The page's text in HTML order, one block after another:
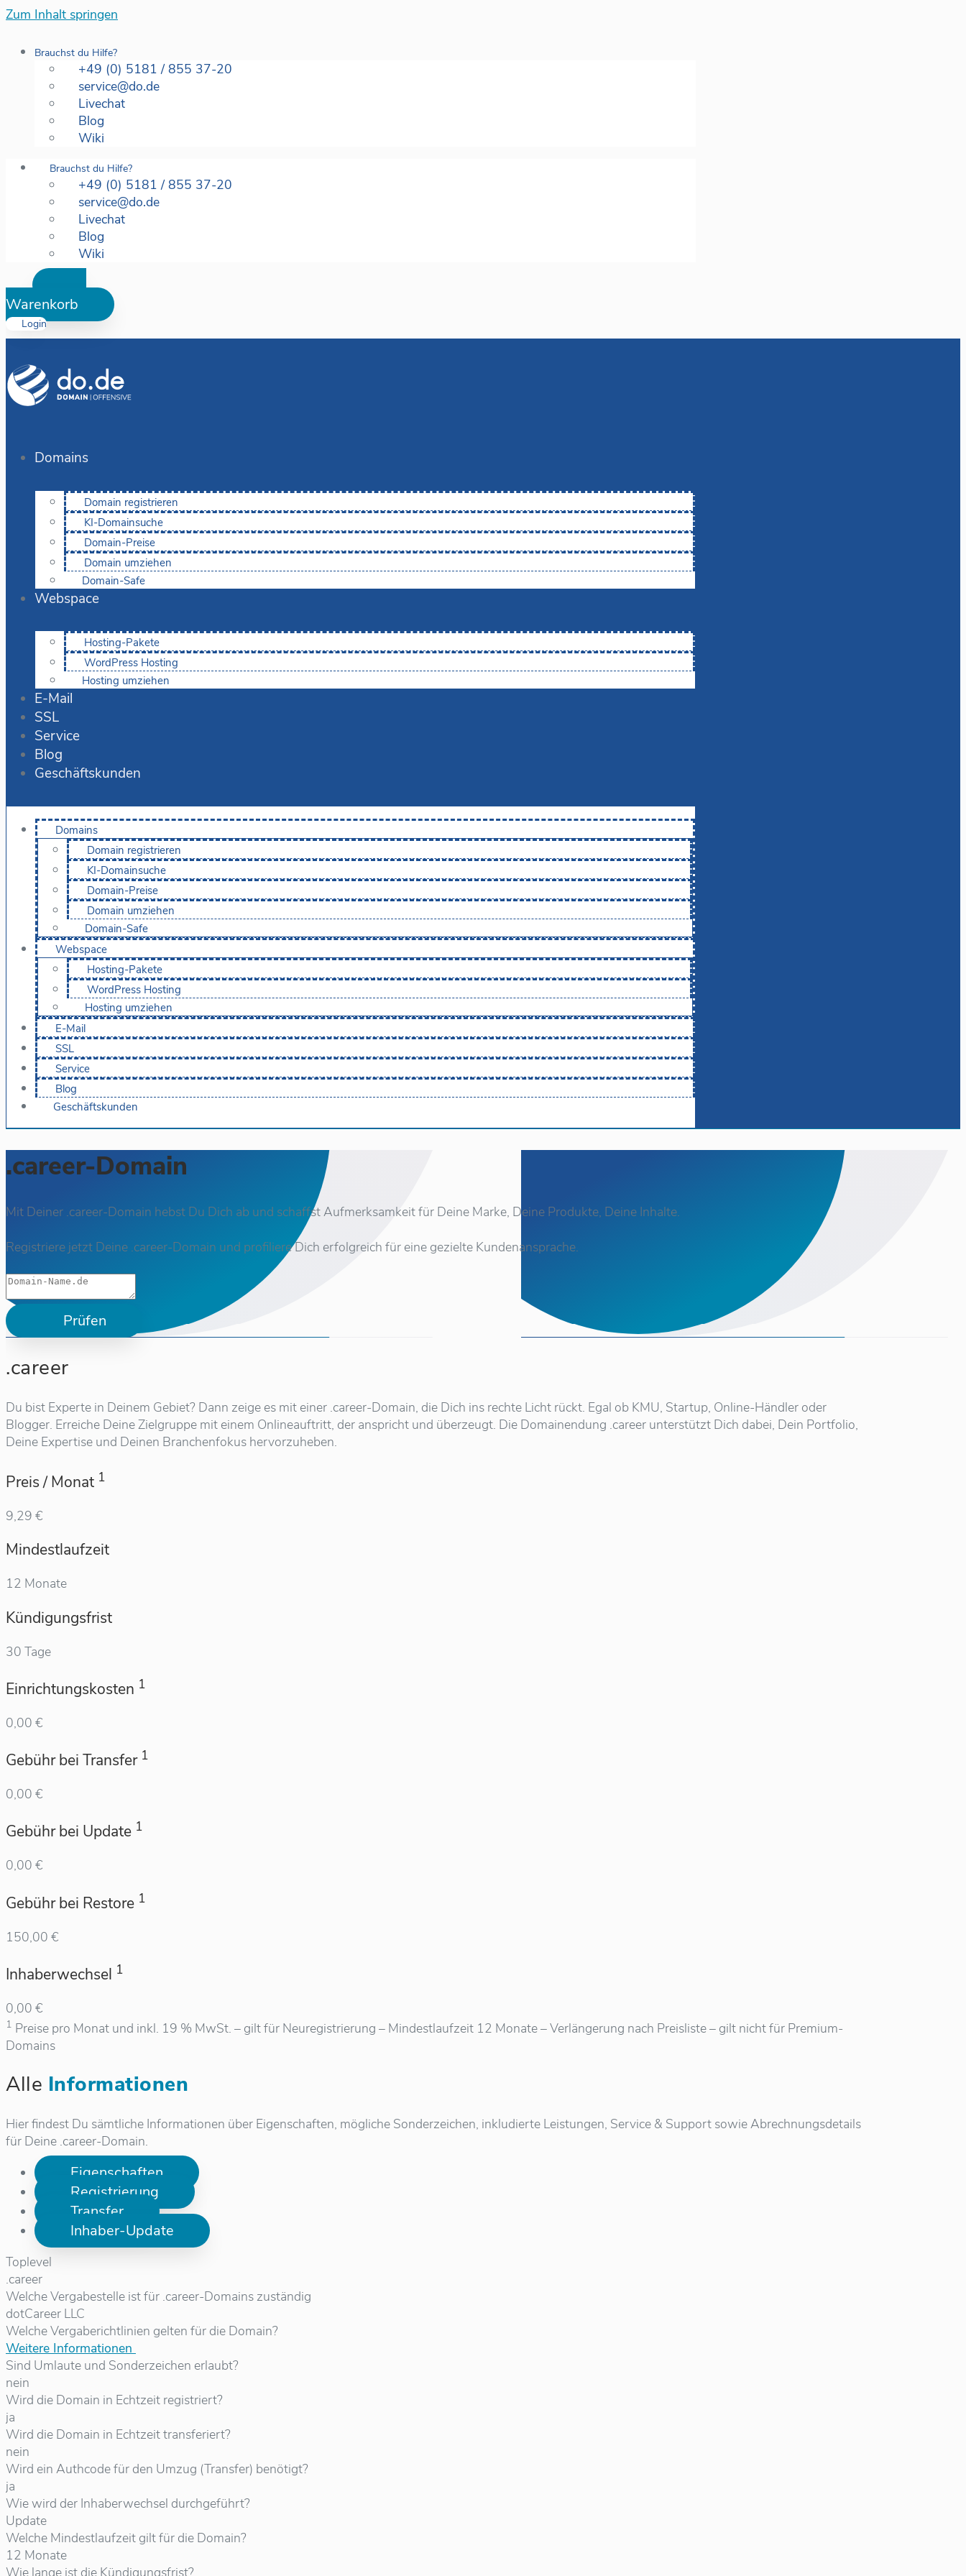
Zum Inhalt springen
Brauchst du Hilfe?
+49 (0) 5181 / 855 37-20
service@do.de
Livechat
Blog
Wiki
Brauchst du Hilfe?
+49 (0) 5181 / 855 37-20
service@do.de
Livechat
Blog
Wiki
Warenkorb
Login
Domains
Domain registrieren
KI-Domainsuche
Domain-Preise
Domain umziehen
Domain-Safe
Webspace
Hosting-Pakete
WordPress Hosting
Hosting umziehen
E-Mail
SSL
Service
Blog
Geschäftskunden
Domains
Domain registrieren
KI-Domainsuche
Domain-Preise
Domain umziehen
Domain-Safe
Webspace
Hosting-Pakete
WordPress Hosting
Hosting umziehen
E-Mail
SSL
Service
Blog
Geschäftskunden
.career-Domain
Mit Deiner .career-Domain hebst Du Dich ab und schaffst Aufmerksamkeit für Deine Marke, Deine Produkte, Deine Inhalte.
Registriere jetzt Deine .career-Domain und profiliere Dich erfolgreich für eine gezielte Kundenansprache.
Prüfen
.career
Du bist Experte in Deinem Gebiet? Dann zeige es mit einer .career-Domain, die Dich ins rechte Licht rückt. Egal ob KMU, Startup, Online-Händler oder
Blogger. Erreiche Deine Zielgruppe mit einem Onlineauftritt, der anspricht und überzeugt. Die Domainendung .career unterstützt Dich dabei, Dein Portfolio,
Deine Expertise und Deinen Branchenfokus hervorzuheben.
Preis / Monat 1
9,29 €
Mindestlaufzeit
12 Monate
Kündigungsfrist
30 Tage
Einrichtungskosten 1
0,00 €
Gebühr bei Transfer 1
0,00 €
Gebühr bei Update 1
0,00 €
Gebühr bei Restore 1
150,00 €
Inhaberwechsel 1
0,00 €
1 Preise pro Monat und inkl. 19 % MwSt. – gilt für Neuregistrierung – Mindestlaufzeit 12 Monate – Verlängerung nach Preisliste – gilt nicht für Premium-
Domains
Alle Informationen
Hier findest Du sämtliche Informationen über Eigenschaften, mögliche Sonderzeichen, inkludierte Leistungen, Service & Support sowie Abrechnungsdetails
für Deine .career-Domain.
Eigenschaften
Registrierung
Transfer
Inhaber-Update
Toplevel
.career
Welche Vergabestelle ist für .career-Domains zuständig
dotCareer LLC
Welche Vergaberichtlinien gelten für die Domain?
Weitere Informationen
Sind Umlaute und Sonderzeichen erlaubt?
nein
Wird die Domain in Echtzeit registriert?
ja
Wird die Domain in Echtzeit transferiert?
nein
Wird ein Authcode für den Umzug (Transfer) benötigt?
ja
Wie wird der Inhaberwechsel durchgeführt?
Update
Welche Mindestlaufzeit gilt für die Domain?
12 Monate
Wie lange ist die Kündigungsfrist?